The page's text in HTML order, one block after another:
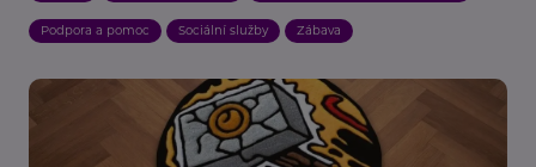
Podpora a pomoc Sociální služby Zábava